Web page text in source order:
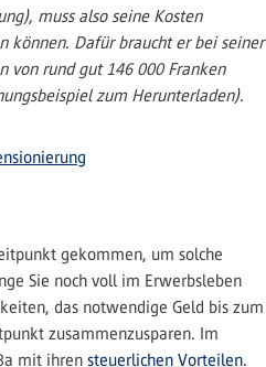
muss also seine Kosten
können. Dafür braucht er bei seiner
von rund gut 146 000 Franken
zum Herunterladen).
gekommen, um solche
Sie noch voll im Erwerbsleben
das notwendige Geld bis zum
zusammenzusparen. Im
mit ihren steuerlichen Vorteilen.